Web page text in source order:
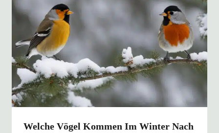
Welche Vögel Kommen Im Winter Nach